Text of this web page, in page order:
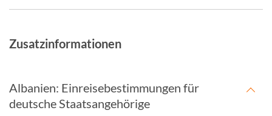
Zusatzinformationen
Albanien: Einreisebestimmungen für
deutsche Staatsangehörige